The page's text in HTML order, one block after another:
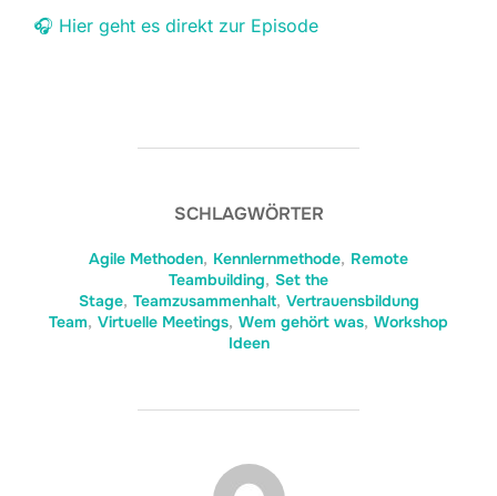
🎧 Hier geht es direkt zur Episode
SCHLAGWÖRTER
Agile Methoden, Kennlernmethode, Remote
Teambuilding, Set the
Stage, Teamzusammenhalt, Vertrauensbildung
Team, Virtuelle Meetings, Wem gehört was, Workshop
Ideen
BEITRAGSAUTOR